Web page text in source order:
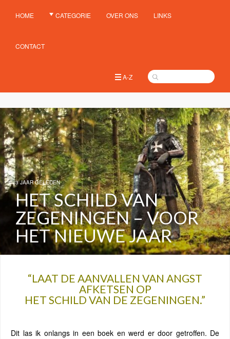
HOME CATEGORIE OVER ONS LINKS
CONTACT
A-Z
3 JAAR GELEDEN
HET SCHILD VAN
ZEGENINGEN – VOOR
HET NIEUWE JAAR
“LAAT DE AANVALLEN VAN ANGST
AFKETSEN OP
HET SCHILD VAN DE ZEGENINGEN.”
Dit las ik onlangs in een boek en werd er door getroffen. De